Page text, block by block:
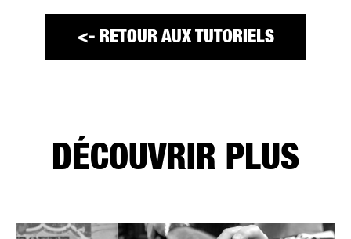
<- RETOUR AUX TUTORIELS
DÉCOUVRIR PLUS